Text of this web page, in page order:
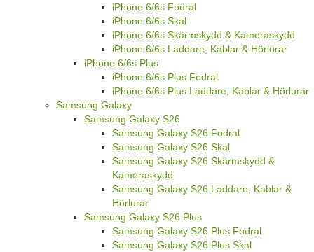
iPhone 6/6s Fodral
iPhone 6/6s Skal
iPhone 6/6s Skärmskydd & Kameraskydd
iPhone 6/6s Laddare, Kablar & Hörlurar
iPhone 6/6s Plus
iPhone 6/6s Plus Fodral
iPhone 6/6s Plus Laddare, Kablar & Hörlurar
Samsung Galaxy
Samsung Galaxy S26
Samsung Galaxy S26 Fodral
Samsung Galaxy S26 Skal
Samsung Galaxy S26 Skärmskydd &
Kameraskydd
Samsung Galaxy S26 Laddare, Kablar &
Hörlurar
Samsung Galaxy S26 Plus
Samsung Galaxy S26 Plus Fodral
Samsung Galaxy S26 Plus Skal